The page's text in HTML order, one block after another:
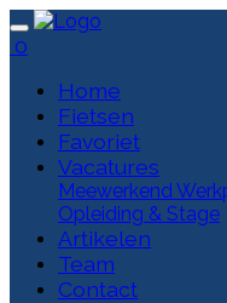
0
Home
Fietsen
Favoriet
Vacatures
Meewerkend
Opleiding & Stage
Artikelen
Team
Contact